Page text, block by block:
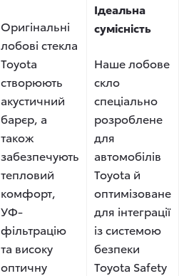
Оригінальні
лобові стекла
Toyota
створюють
акустичний
барєр, а
також
забезпечують
тепловий
комфорт,
УФ-
фільтрацію
та високу
оптичну
Ідеальна
сумісність
Наше лобове
скло
спеціально
розроблене
для
автомобілів
Toyota й
оптимізоване
для інтеграції
із системою
безпеки
Toyota Safety